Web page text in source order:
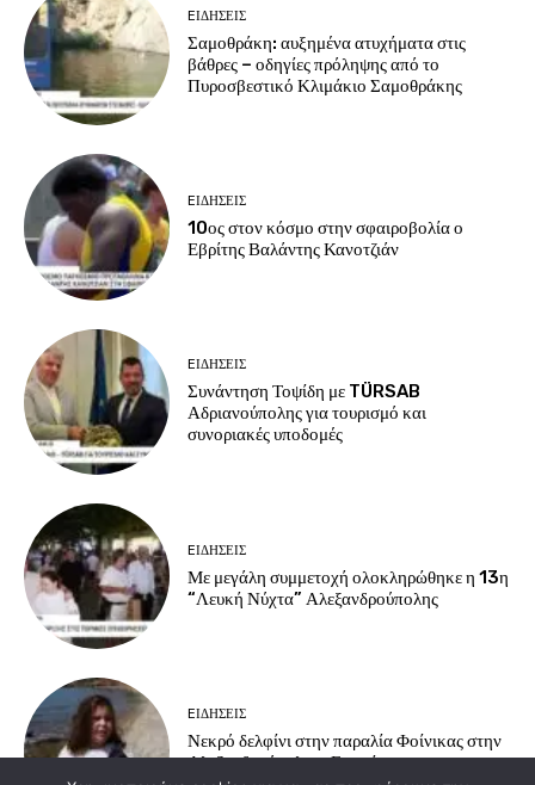
EΙΔΗΣΕΙΣ
Σαμοθράκη: αυξημένα ατυχήματα στις
βάθρες – οδηγίες πρόληψης από το
Πυροσβεστικό Κλιμάκιο Σαμοθράκης
EΙΔΗΣΕΙΣ
10ος στον κόσμο στην σφαιροβολία ο
Εβρίτης Βαλάντης Κανοτζιάν
EΙΔΗΣΕΙΣ
Συνάντηση Τοψίδη με TÜRSAB
Αδριανούπολης για τουρισμό και
συνοριακές υποδομές
EΙΔΗΣΕΙΣ
Με μεγάλη συμμετοχή ολοκληρώθηκε η 13η
“Λευκή Νύχτα” Αλεξανδρούπολης
EΙΔΗΣΕΙΣ
Νεκρό δελφίνι στην παραλία Φοίνικας στην
Αλεξανδρούπολη – Επιχείρηση